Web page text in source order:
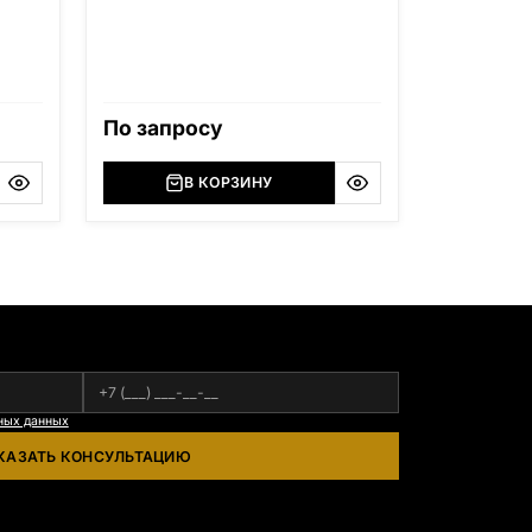
По запросу
В КОРЗИНУ
данных
КОНСУЛЬТАЦИЮ